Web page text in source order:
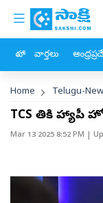
Skip to main content
custom menu
హోం వార్తలు
Home Telugu-
TCS చేతికి హ్యాపీ
Mar 13 2025 8:52 PM |